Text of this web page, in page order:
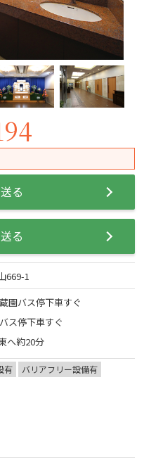
る
る
669-1
園バス停下車すぐ
ス停下車すぐ
へ約20分
有 バリアフリー設備有